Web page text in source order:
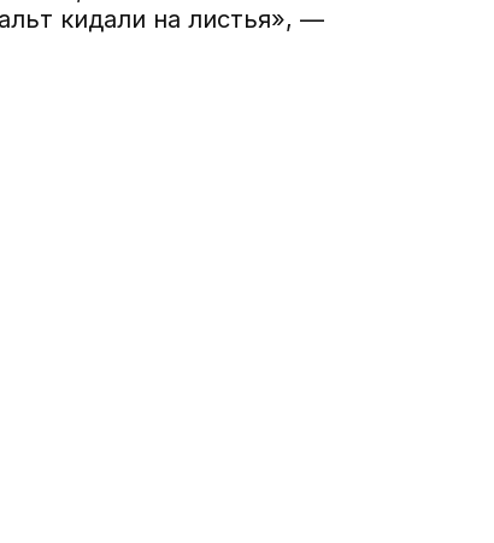
кидали на листья», —